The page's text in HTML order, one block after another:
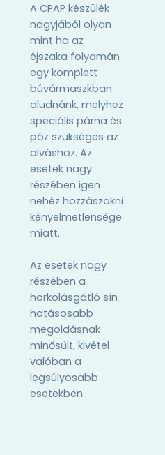
A CPAP készülék
nagyjából olyan
mint ha az
éjszaka folyamán
egy komplett
búvármaszkban
aludnánk, melyhez
speciális párna és
póz szükséges az
alváshoz. Az
esetek nagy
részében igen
nehéz hozzászokni
kényelmetlensége
miatt.
Az esetek nagy
részében a
horkolásgátló sín
hatásosabb
megoldásnak
minősült, kivétel
valóban a
legsúlyosabb
esetekben.